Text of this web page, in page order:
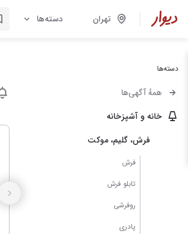
تهران دسته‌ها
دسته‌ها
همهٔ آگهی‌ها
خانه و آشپزخانه
فرش، گلیم، موکت
فرش
تابلو فرش
روفرشی
پادری